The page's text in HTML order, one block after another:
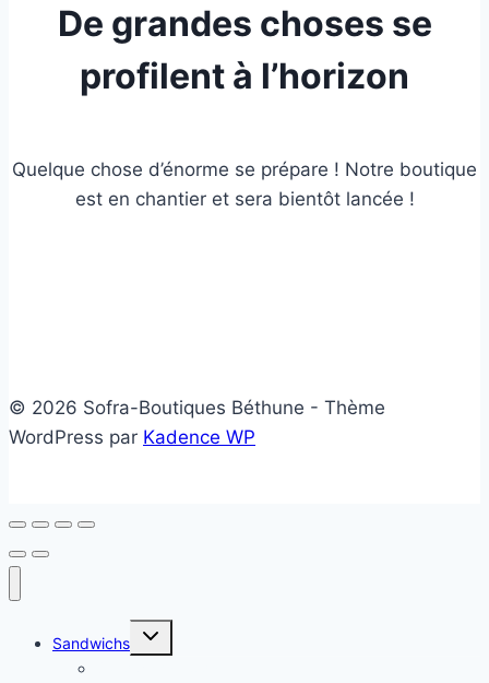
De grandes choses se
profilent à l’horizon
Quelque chose d’énorme se prépare ! Notre boutique
est en chantier et sera bientôt lancée !
© 2026 Sofra-Boutiques Béthune - Thème
WordPress par Kadence WP
Sandwichs
Ouvrir/fermer